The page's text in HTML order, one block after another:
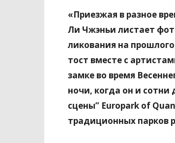
«Приезжая в разное
Ли Чжэньи листает
ликования на
тост вместе с
замке во время
ночи, когда он и
сцены” Europark of
традиционных парков